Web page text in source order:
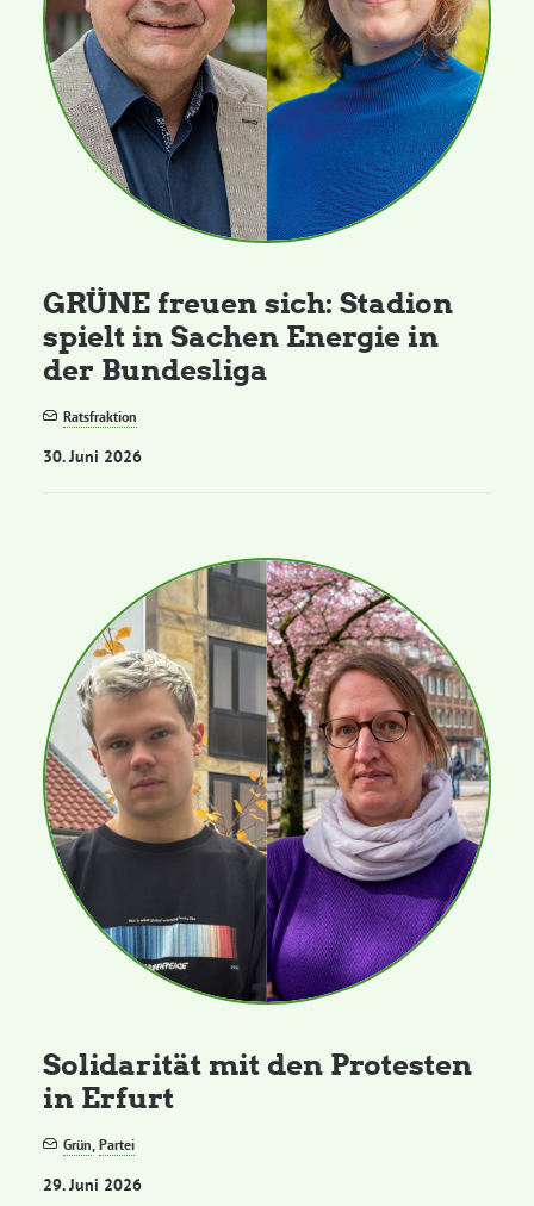
GRÜNE freuen sich: Stadion
spielt in Sachen Energie in
der Bundesliga
Ratsfraktion
30. Juni 2026
Solidarität mit den Protesten
in Erfurt
Grün,Partei
29. Juni 2026